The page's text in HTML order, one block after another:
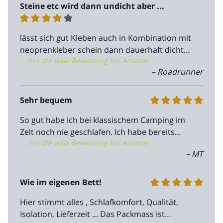
Steine etc wird dann undicht aber ...
lässt sich gut Kleben auch in Kombination mit
neoprenkleber schein dann dauerhaft dicht
zu bleiben. Ansonsten super bequem
... lies die volle Bewertung bei Amazon
– Roadrunner
Sehr bequem
So gut habe ich bei klassischem Camping im
Zelt noch nie geschlafen. Ich habe bereits
etliche Therm-a-Rest Matratzen in
durchweg gut und auf den Zweck abgestimmt
(leicht und kompakt für Fahrradtouren). Diese
vom Gewicht her - was dennoch recht
akzeptabel ist, wenn man mit dem Auto
... lies die volle Bewertung bei Amazon
– MT
Wie im eigenen Bett!
Hier stimmt alles , Schlafkomfort, Qualität,
Isolation, Lieferzeit ... Das Packmass ist